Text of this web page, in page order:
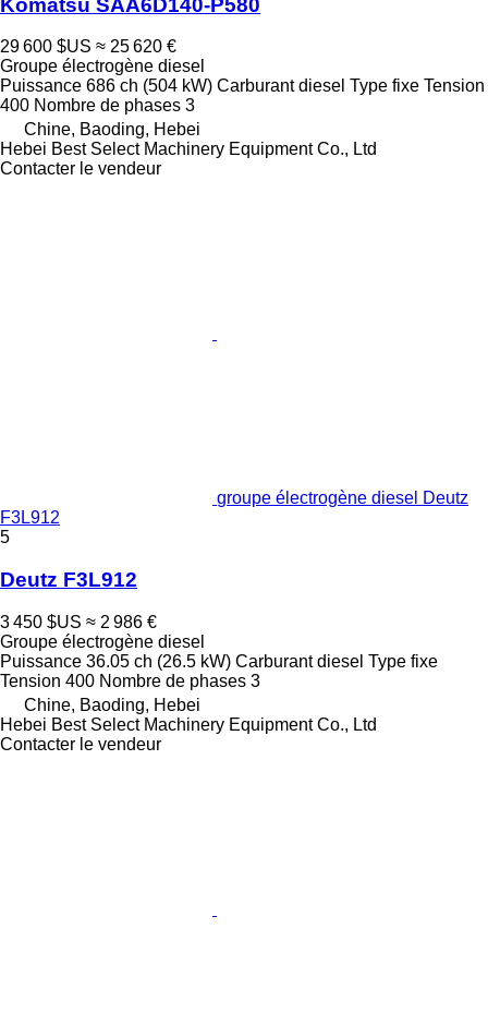
29 600 $US ≈ 25 620 €
Groupe électrogène diesel
Puissance 686 ch (504 kW) Carburant diesel Type fixe Tension
400 Nombre de phases 3
Chine, Baoding, Hebei
Hebei Best Select Machinery Equipment Co., Ltd
Contacter le vendeur
groupe électrogène diesel Deutz
F3L912
5
Deutz F3L912
3 450 $US ≈ 2 986 €
Groupe électrogène diesel
Puissance 36.05 ch (26.5 kW) Carburant diesel Type fixe
Tension 400 Nombre de phases 3
Chine, Baoding, Hebei
Hebei Best Select Machinery Equipment Co., Ltd
Contacter le vendeur